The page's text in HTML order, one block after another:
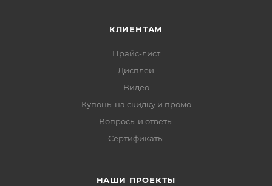
КЛИЕНТАМ
Прайс-лист
Дисплеи
Видео
Купоны на скидку и промо
Вопросы и ответы
Сертификаты
НАШИ ПРОЕКТЫ